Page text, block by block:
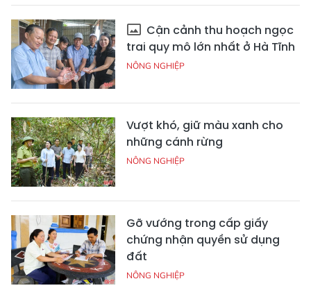
Cận cảnh thu hoạch ngọc
trai quy mô lớn nhất ở Hà Tĩnh
NÔNG NGHIỆP
Vượt khó, giữ màu xanh cho
những cánh rừng
NÔNG NGHIỆP
Gỡ vướng trong cấp giấy
chứng nhận quyền sử dụng
đất
NÔNG NGHIỆP